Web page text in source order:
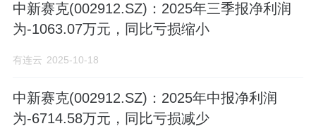
中新赛克(002912.SZ)：2025年三季报净利润
为-1063.07万元，同比亏损缩小
有连云 2025-10-18
中新赛克(002912.SZ)：2025年中报净利润
为-6714.58万元，同比亏损减少